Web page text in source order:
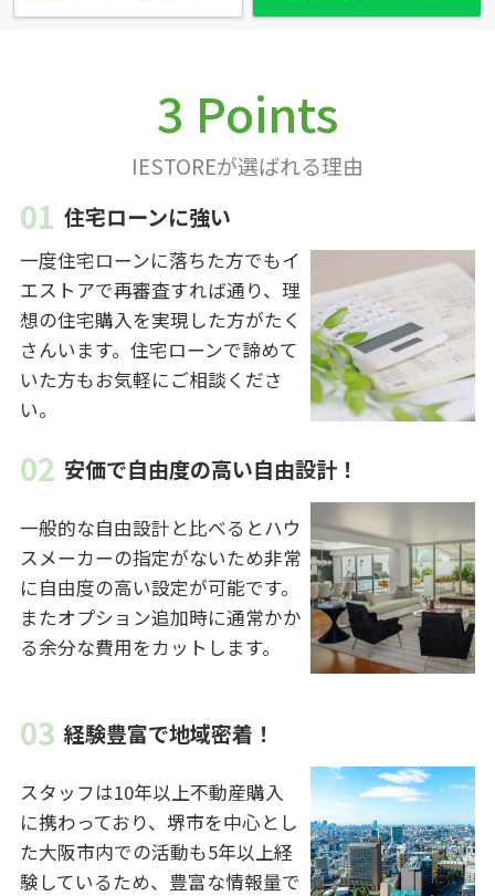
3 Points
IESTOREが選ばれる理由
住宅ローンに強い
一度住宅ローンに落ちた方でもイ
エストアで再審査すれば通り、理
想の住宅購入を実現した方がたく
さんいます。住宅ローンで諦めて
いた方もお気軽にご相談くださ
い。
安価で自由度の高い自由設計！
一般的な自由設計と比べるとハウ
スメーカーの指定がないため非常
に自由度の高い設定が可能です。
またオプション追加時に通常かか
る余分な費用をカットします。
経験豊富で地域密着！
スタッフは10年以上不動産購入
に携わっており、堺市を中心とし
た大阪市内での活動も5年以上経
験しているため、豊富な情報量で